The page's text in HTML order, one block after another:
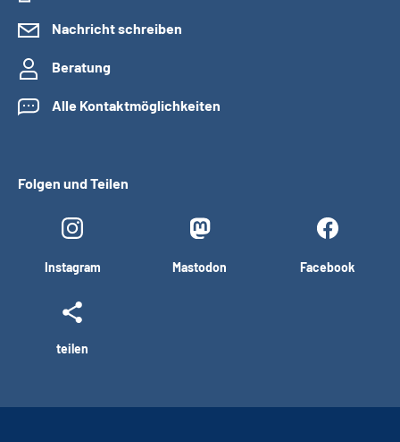
Nachricht schreiben
Beratung
Alle Kontaktmöglichkeiten
Folgen und Teilen
Instagram Mastodon Facebook
teilen